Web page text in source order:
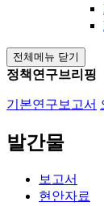
전체메뉴 닫기
정책연구브리핑
기본연구보고서
발간물
보고서
현안자료